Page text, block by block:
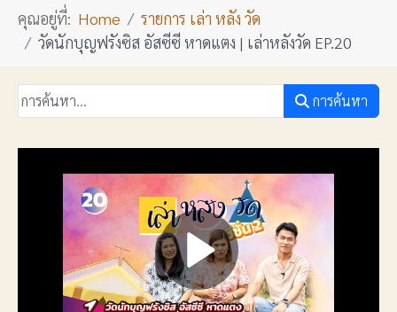
คุณอยู่ที่: Home
รายการ เล่า หลัง วัด
วัดนักบุญฟรังซิส อัสซีซี หาดแตง | เล่าหลังวัด EP.20
การค้นหา